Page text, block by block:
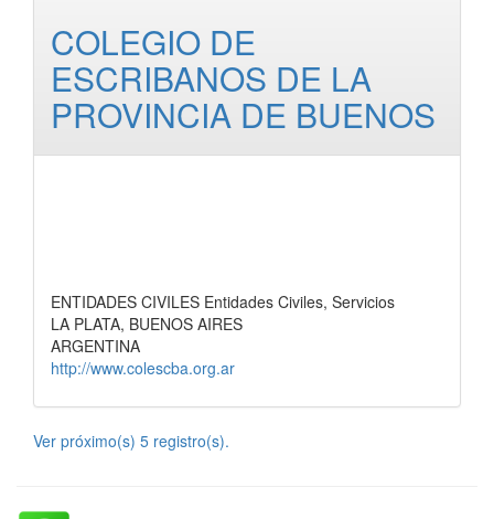
COLEGIO DE
ESCRIBANOS DE LA
PROVINCIA DE BUENOS
ENTIDADES CIVILES Entidades Civiles, Servicios
LA PLATA, BUENOS AIRES
ARGENTINA
http://www.colescba.org.ar
Ver próximo(s) 5 registro(s).